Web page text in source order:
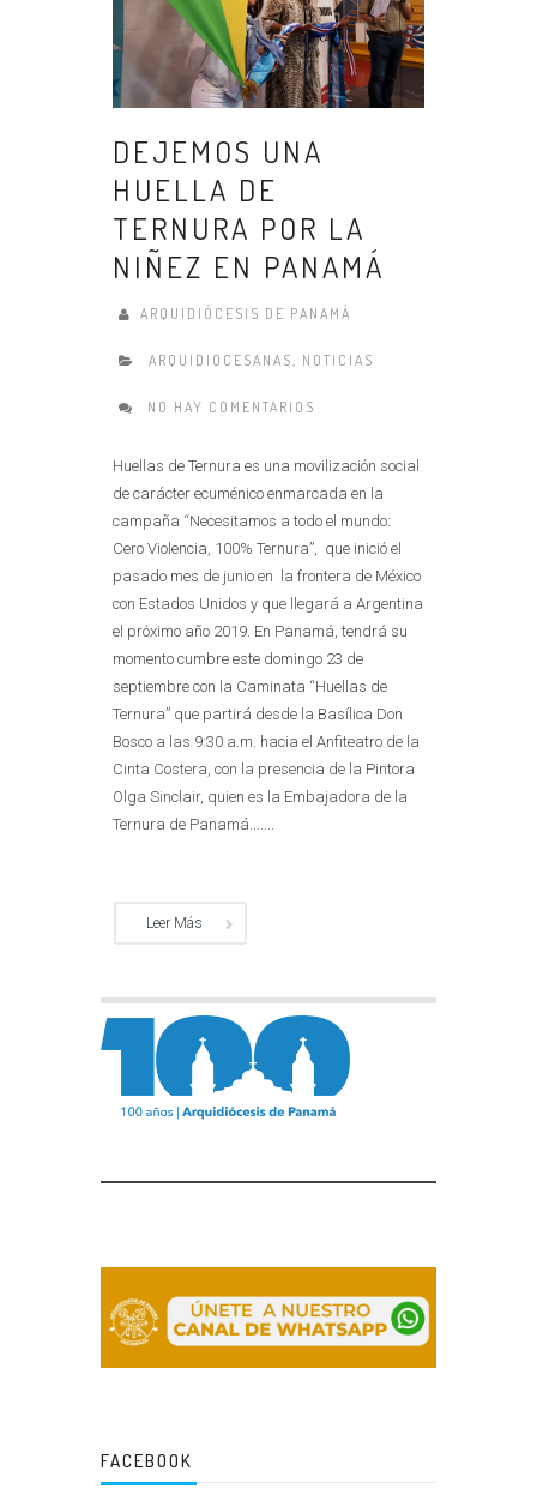
DEJEMOS UNA
HUELLA DE
TERNURA POR LA
NIÑEZ EN PANAMÁ
ARQUIDIÓCESIS DE PANAMÁ
ARQUIDIOCESANAS, NOTICIAS
NO HAY COMENTARIOS
Huellas de Ternura es una movilización social
de carácter ecuménico enmarcada en la
campaña “Necesitamos a todo el mundo:
Cero Violencia, 100% Ternura”, que inició el
pasado mes de junio en la frontera de México
con Estados Unidos y que llegará a Argentina
el próximo año 2019. En Panamá, tendrá su
momento cumbre este domingo 23 de
septiembre con la Caminata “Huellas de
Ternura” que partirá desde la Basílica Don
Bosco a las 9:30 a.m. hacia el Anfiteatro de la
Cinta Costera, con la presencia de la Pintora
Olga Sinclair, quien es la Embajadora de la
Ternura de Panamá.......
Leer Más
FACEBOOK